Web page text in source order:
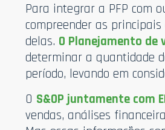
Para integrar a PFP com
compreender as
delas. O Planejamento de
determinar a quantidade
período, levando em
O S&OP juntamente com
vendas, análises